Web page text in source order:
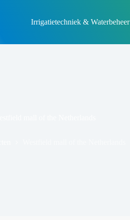
Irrigatietechniek & Waterbeheer